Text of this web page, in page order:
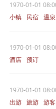
1970-01-01
小镇
民宿 温泉
1970-01-01
酒店 预订
1970-01-01
出游 旅游 游客